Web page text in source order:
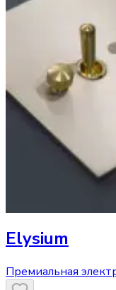
Elysium
Премиальная